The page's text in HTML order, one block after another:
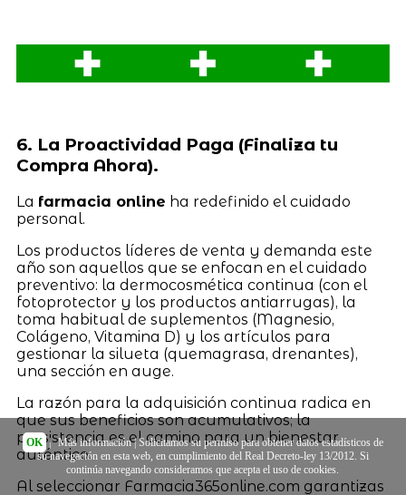
6. La Proactividad Paga (Finaliza tu
Compra Ahora).
La farmacia online ha redefinido el cuidado
personal.
Los productos líderes de venta y demanda este
año son aquellos que se enfocan en el cuidado
preventivo: la dermocosmética continua (con el
fotoprotector y los productos antiarrugas), la
toma habitual de suplementos (Magnesio,
Colágeno, Vitamina D) y los artículos para
gestionar la silueta (quemagrasa, drenantes),
una sección en auge.
La razón para la adquisición continua radica en
que sus beneficios son acumulativos; la
persistencia es el camino para un bienestar
auténtico.
Al seleccionar Farmacia365online.com garantizas
OK | Más información| Solicitamos su permiso para obtener datos estadísticos de
su navegación en esta web, en cumplimiento del Real Decreto-ley 13/2012. Si
continúa navegando consideramos que acepta el uso de cookies.